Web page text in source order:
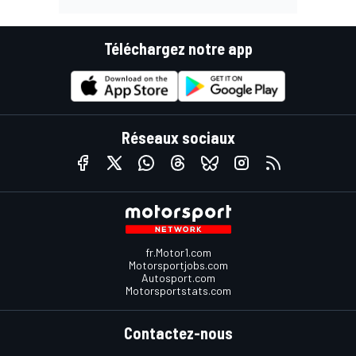
Téléchargez notre app
Réseaux sociaux
fr.Motor1.com
Motorsportjobs.com
Autosport.com
Motorsportstats.com
Contactez-nous